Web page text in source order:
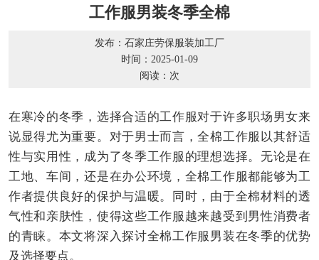
工作服男装冬季全棉
发布：石家庄劳保服装加工厂
时间：2025-01-09
阅读： 次
在寒冷的冬季，选择合适的工作服对于许多职场男女来
说显得尤为重要。对于男士而言，全棉工作服以其舒适
性与实用性，成为了冬季工作服的理想选择。无论是在
工地、车间，还是在办公环境，全棉工作服都能够为工
作者提供良好的保护与温暖。同时，由于全棉材料的透
气性和亲肤性，使得这些工作服越来越受到男性消费者
的青睐。本文将深入探讨全棉工作服男装在冬季的优势
及选择要点。